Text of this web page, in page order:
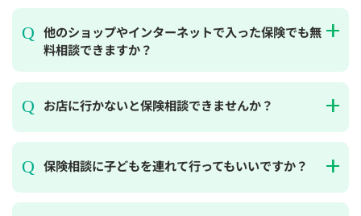
他のショップやインターネットで入った保険でも無
料相談できますか？
お店に行かないと保険相談できませんか？
保険相談に子どもを連れて行ってもいいですか？